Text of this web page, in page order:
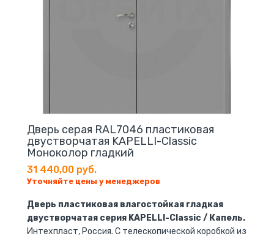
Дверь серая RAL7046 пластиковая
двустворчатая KAPELLI-Classic
Моноколор гладкий
31 440,00 руб.
Уточняйте цены у менеджеров
Дверь пластиковая влагостойкая гладкая
двустворчатая серия KAPELLI-Classic / Капель.
Интехпласт, Россия. С телескопической коробкой из